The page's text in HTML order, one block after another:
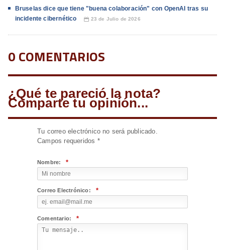
Bruselas dice que tiene "buena colaboración" con OpenAI tras su
incidente cibernético
📅 23 de Julio de 2026
0 COMENTARIOS
¿Qué te pareció la nota?
Comparte tu opinión...
Tu correo electrónico no será publicado.
Campos requeridos *
Nombre: *
Correo Electrónico: *
Comentario: *